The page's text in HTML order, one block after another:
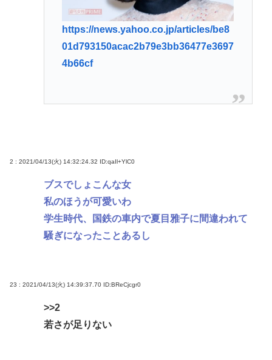
https://news.yahoo.co.jp/articles/be8
01d793150acac2b79e3bb36477e3697
4b66cf
2 : 2021/04/13(火) 14:32:24.32 ID:qaIl+YlC0
ブスでしょこんな女
私のほうが可愛いわ
学生時代、国鉄の車内で夏目雅子に間違われて
騒ぎになったことあるし
23 : 2021/04/13(火) 14:39:37.70 ID:BReCjcgr0
>>2
若さが足りない